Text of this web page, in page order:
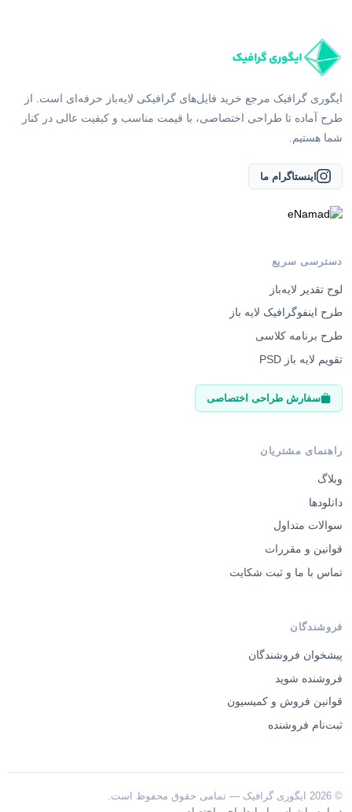
ایگوری گرافیک مرجع خرید فایل‌های گرافیکی لایه‌باز حرفه‌ای است. از
طرح آماده تا طراحی اختصاصی، با قیمت مناسب و کیفیت عالی در کنار
شما هستیم.
اینستاگرام ما
دسترسی سریع
لوح تقدیر لایه‌باز
طرح اینفوگرافیک لایه باز
طرح برنامه کلاسی
تقویم لایه باز PSD
سفارش طراحی اختصاصی
راهنمای مشتریان
وبلاگ
دانلودها
سوالات متداول
قوانین و مقررات
تماس با ما و ثبت شکایت
فروشندگان
پیشخوان فروشندگان
فروشنده شوید
قوانین فروش و کمیسیون
ثبت‌نام فروشنده
© 2026 ایگوری گرافیک — تمامی حقوق محفوظ است.